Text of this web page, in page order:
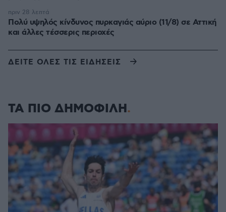
Πολύ υψηλός κίνδυνος πυρκαγιάς αύριο (11/8) σε Αττική
και άλλες τέσσερις περιοχές
πριν 28 λεπτά
ΔΕΙΤΕ ΟΛΕΣ ΤΙΣ ΕΙΔΗΣΕΙΣ
ΤΑ ΠΙΟ ΔΗΜΟΦΙΛΗ